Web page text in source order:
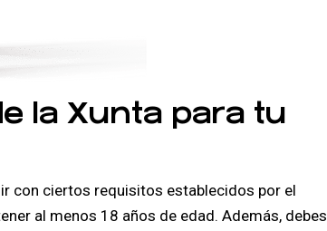
la Xunta para tu
con ciertos requisitos establecidos por el
al menos 18 años de edad. Además, debes